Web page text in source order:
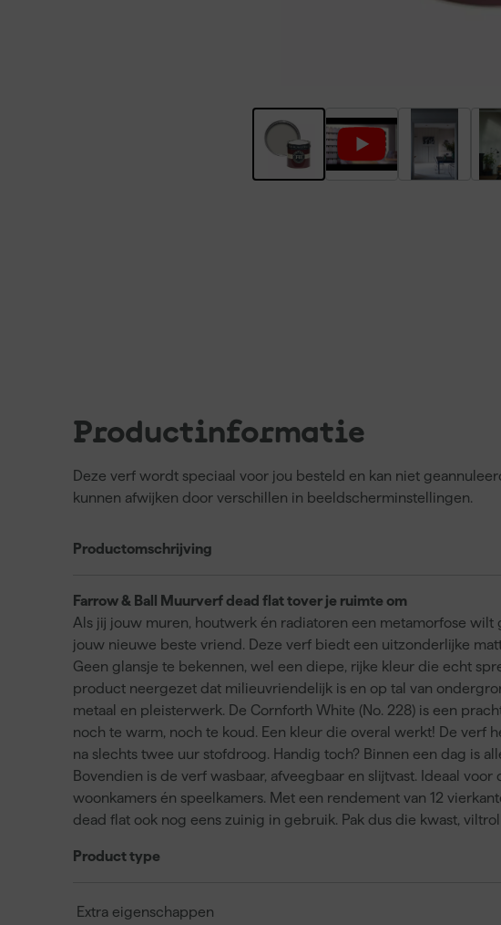
Productinformatie
Deze verf wordt speciaal voor jou besteld en kan niet
kunnen afwijken door verschillen in beeldscherminstellingen.
Productomschrijving
Farrow & Ball Muurverf dead flat tover je ruimte om
Als jij jouw muren, houtwerk én radiatoren een metamorfose wilt
jouw nieuwe beste vriend. Deze verf biedt een uitzonderlijke
Geen glansje te bekennen, wel een diepe, rijke kleur die echt
product neergezet dat milieuvriendelijk is en op tal van
metaal en pleisterwerk. De Cornforth White (No. 228) is een
noch te warm, noch te koud. Een kleur die overal werkt! De verf
na slechts twee uur stofdroog. Handig toch? Binnen een dag is
Bovendien is de verf wasbaar, afveegbaar en slijtvast. Ideaal
woonkamers én speelkamers. Met een rendement van 12
dead flat ook nog eens zuinig in gebruik. Pak dus die kwast,
Product type
Extra eigenschappen